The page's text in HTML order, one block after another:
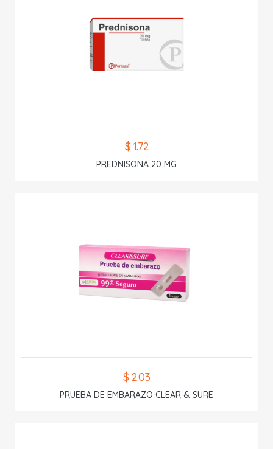
$ 1.72
PREDNISONA 20 MG
$ 2.03
PRUEBA DE EMBARAZO CLEAR & SURE